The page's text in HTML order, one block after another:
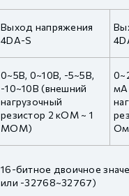
Выход напряжения
4DA-S
0~5В, 0~10В, -5~5В,
-10~10В (внешний
нагрузочный
резистор 2 кОМ ~ 1
МОМ)
мА
16-битное двоичное
или -32768~32767)